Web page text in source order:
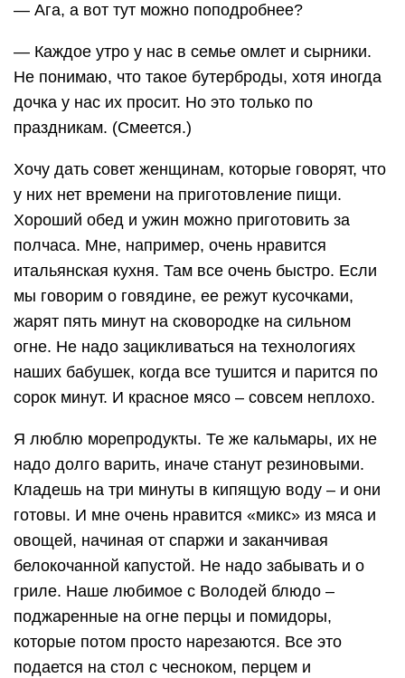
— Ага, а вот тут можно поподробнее?
— Каждое утро у нас в семье омлет и сырники.
Не понимаю, что такое бутерброды, хотя иногда
дочка у нас их просит. Но это только по
праздникам. (Смеется.)
Хочу дать совет женщинам, которые говорят, что
у них нет времени на приготовление пищи.
Хороший обед и ужин можно приготовить за
полчаса. Мне, например, очень нравится
итальянская кухня. Там все очень быстро. Если
мы говорим о говядине, ее режут кусочками,
жарят пять минут на сковородке на сильном
огне. Не надо зацикливаться на технологиях
наших бабушек, когда все тушится и парится по
сорок минут. И красное мясо – совсем неплохо.
Я люблю морепродукты. Те же кальмары, их не
надо долго варить, иначе станут резиновыми.
Кладешь на три минуты в кипящую воду – и они
готовы. И мне очень нравится «микс» из мяса и
овощей, начиная от спаржи и заканчивая
белокочанной капустой. Не надо забывать и о
гриле. Наше любимое с Володей блюдо –
поджаренные на огне перцы и помидоры,
которые потом просто нарезаются. Все это
подается на стол с чесноком, перцем и